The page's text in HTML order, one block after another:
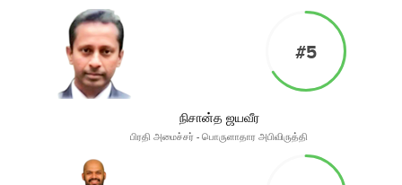
#5
நிசான்த ஜயவீர
பிரதி அமைச்சர் - பொருளாதார அபிவிருத்தி